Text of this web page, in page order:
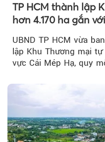
TP HCM thành lập
hơn 4.170 ha gắn
UBND TP HCM vừa
lập Khu Thương mại
vực Cái Mép Hạ, quy